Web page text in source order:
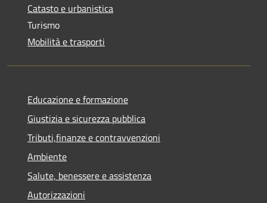
Catasto e urbanistica
Turismo
Mobilità e trasporti
Educazione e formazione
Giustizia e sicurezza pubblica
Tributi,finanze e contravvenzioni
Ambiente
Salute, benessere e assistenza
Autorizzazioni